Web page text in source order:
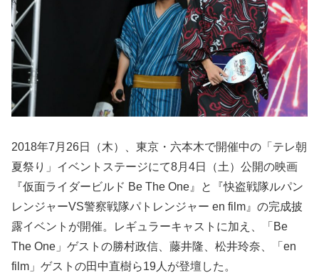
2018年7月26日（木）、東京・六本木で開催中の「テレ朝
夏祭り」イベントステージにて8月4日（土）公開の映画
『仮面ライダービルド Be The One』と『快盗戦隊ルパン
レンジャーVS警察戦隊パトレンジャー en film』の完成披
露イベントが開催。レギュラーキャストに加え、「Be
The One」ゲストの勝村政信、藤井隆、松井玲奈、「en
film」ゲストの田中直樹ら19人が登壇した。